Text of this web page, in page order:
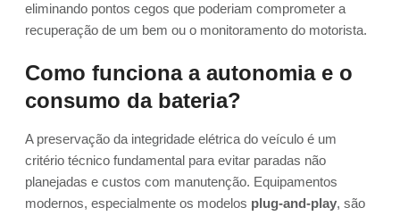
eliminando pontos cegos que poderiam comprometer a
recuperação de um bem ou o monitoramento do motorista.
Como funciona a autonomia e o
consumo da bateria?
A preservação da integridade elétrica do veículo é um
critério técnico fundamental para evitar paradas não
planejadas e custos com manutenção. Equipamentos
modernos, especialmente os modelos plug-and-play, são